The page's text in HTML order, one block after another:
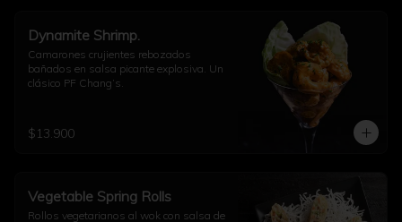
Dynamite Shrimp.
Camarones crujientes rebozados
bañados en salsa picante explosiva. Un
clásico PF Chang’s.
$13.900
Vegetable Spring Rolls
Rollos vegetarianos al wok con salsa de